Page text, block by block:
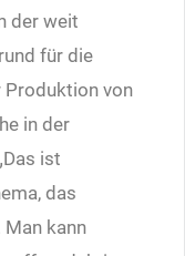
der weit
für die
Produktion von
in der
ist
das
kann